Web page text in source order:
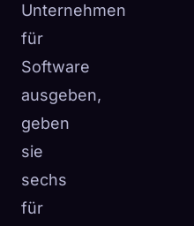
Unternehmen
für
Software
ausgeben,
geben
sie
sechs
für